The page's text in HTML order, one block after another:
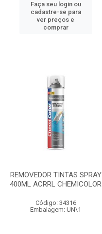
Faça seu login ou
cadastre-se para
ver preços e
comprar
REMOVEDOR TINTAS SPRAY
400ML ACRRL CHEMICOLOR
Código: 34316
Embalagem: UN\1